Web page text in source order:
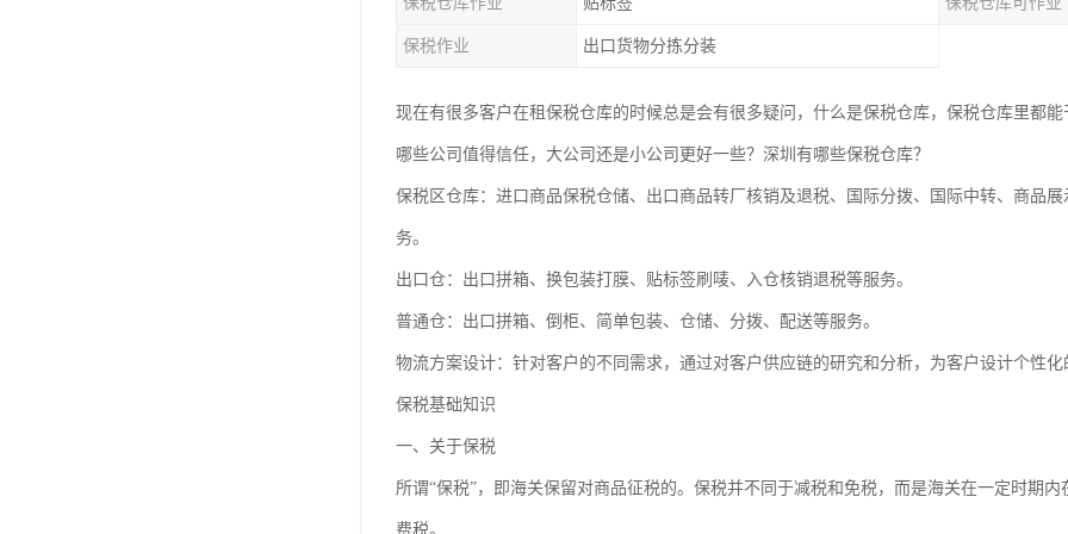
保税作业 出口货物分拣分装
现在有很多客户在租保税仓库的时候总是会有很多疑问，什么是保税仓库，保税仓库里都
哪些公司值得信任，大公司还是小公司更好一些？深圳有哪些保税仓库？
保税区仓库：进口商品保税仓储、出口商品转厂核销及退税、国际分拨、国际中转、商品
务。
出口仓：出口拼箱、换包装打膜、贴标签刷唛、入仓核销退税等服务。
普通仓：出口拼箱、倒柜、简单包装、仓储、分拨、配送等服务。
物流方案设计：针对客户的不同需求，通过对客户供应链的研究和分析，为客户设计个性
保税基础知识
一、关于保税
所谓“保税”，即海关保留对商品征税的。保税并不同于减税和免税，而是海关在一定时期
费税。